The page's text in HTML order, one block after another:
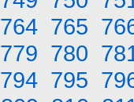
764 765
779 780
794 795